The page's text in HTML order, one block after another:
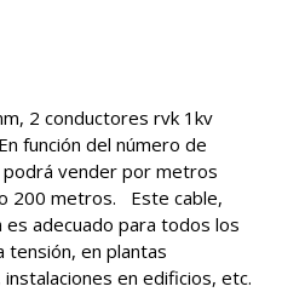
2 conductores rvk 1kv
función del número de
vender por metros
200 metros. Este cable,
adecuado para todos los
tensión, en plantas
en edificios, etc.